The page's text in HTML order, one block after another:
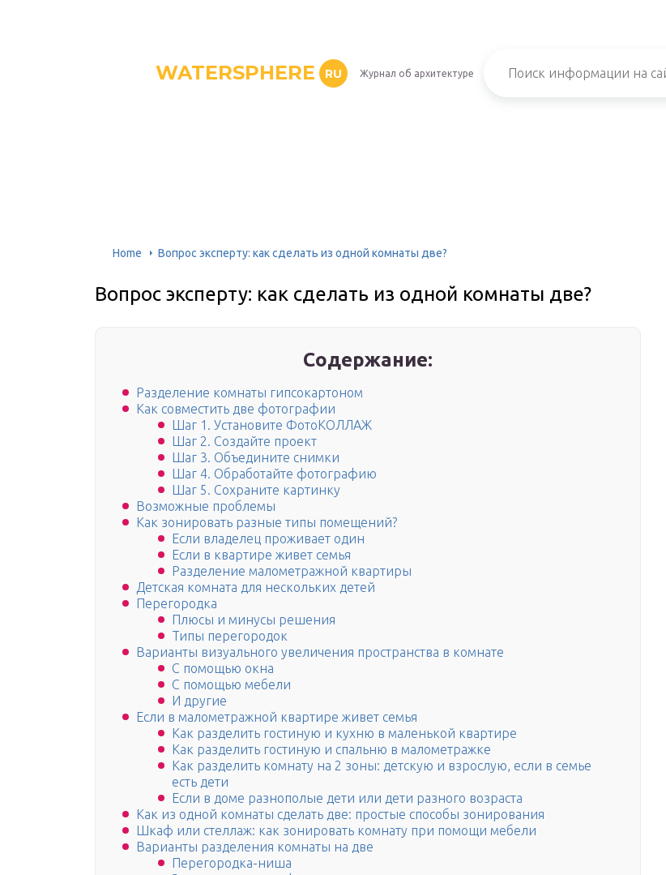
WATERSPHERE RU Журнал об архитектуре
Home Вопрос эксперту: как сделать из одной комнаты две?
Вопрос эксперту: как сделать из одной комнаты две?
Содержание:
Разделение комнаты гипсокартоном
Как совместить две фотографии
Шаг 1. Установите ФотоКОЛЛАЖ
Шаг 2. Создайте проект
Шаг 3. Объедините снимки
Шаг 4. Обработайте фотографию
Шаг 5. Сохраните картинку
Возможные проблемы
Как зонировать разные типы помещений?
Если владелец проживает один
Если в квартире живет семья
Разделение малометражной квартиры
Детская комната для нескольких детей
Перегородка
Плюсы и минусы решения
Типы перегородок
Варианты визуального увеличения пространства в комнате
С помощью окна
С помощью мебели
И другие
Если в малометражной квартире живет семья
Как разделить гостиную и кухню в маленькой квартире
Как разделить гостиную и спальню в малометражке
Как разделить комнату на 2 зоны: детскую и взрослую, если в семье
есть дети
Если в доме разнополые дети или дети разного возраста
Как из одной комнаты сделать две: простые способы зонирования
Шкаф или стеллаж: как зонировать комнату при помощи мебели
Варианты разделения комнаты на две
Перегородка-ниша